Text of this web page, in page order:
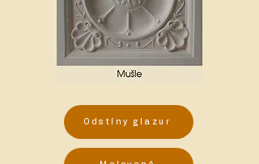
Odstíny glazur